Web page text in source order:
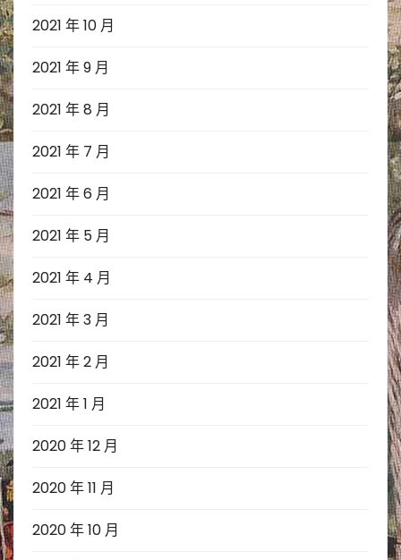
2021 年 10 月
2021 年 9 月
2021 年 8 月
2021 年 7 月
2021 年 6 月
2021 年 5 月
2021 年 4 月
2021 年 3 月
2021 年 2 月
2021 年 1 月
2020 年 12 月
2020 年 11 月
2020 年 10 月